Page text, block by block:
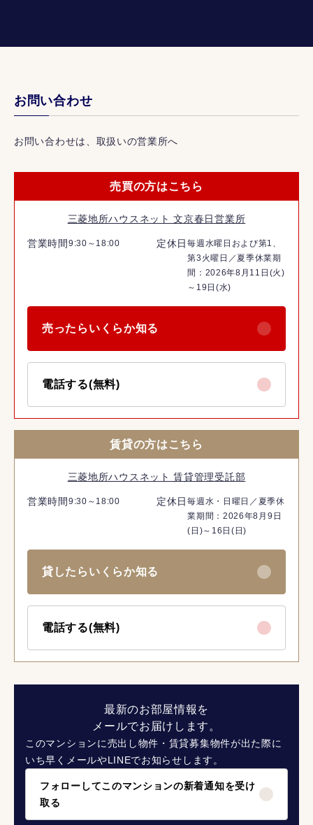
お問い合わせ
お問い合わせは、取扱いの営業所へ
売買の方はこちら
三菱地所ハウスネット 文京春日営業所
営業時間 9:30～18:00 定休日毎週水曜日および第1、
第3火曜日／夏季休業期
間：2026年8月11日(火)
～19日(水)
売ったらいくらか知る
電話する(無料)
賃貸の方はこちら
三菱地所ハウスネット 賃貸管理受託部
営業時間 9:30～18:00 定休日毎週水・日曜日／夏季休
業期間：2026年8月9日
(日)～16日(日)
貸したらいくらか知る
電話する(無料)
最新のお部屋情報を
メールでお届けします。
このマンションに売出し物件・賃貸募集物件が出た際に
いち早くメールやLINEでお知らせします。
フォローしてこのマンションの新着通知を受け
取る